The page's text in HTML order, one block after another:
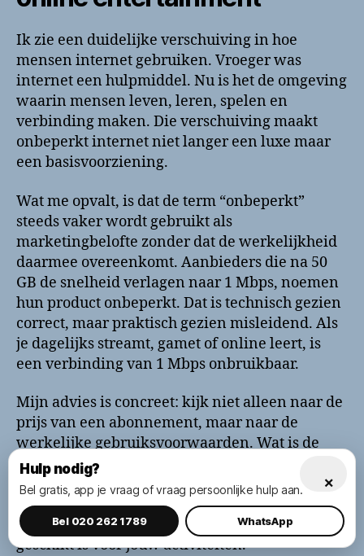
Ik zie een duidelijke verschuiving in hoe
mensen internet gebruiken. Vroeger was
internet een hulpmiddel. Nu is het de omgeving
waarin mensen leven, leren, spelen en
verbinding maken. Die verschuiving maakt
onbeperkt internet niet langer een luxe maar
een basisvoorziening.
Wat me opvalt, is dat de term “onbeperkt”
steeds vaker wordt gebruikt als
marketingbelofte zonder dat de werkelijkheid
daarmee overeenkomt. Aanbieders die na 50
GB de snelheid verlagen naar 1 Mbps, noemen
hun product onbeperkt. Dat is technisch gezien
correct, maar praktisch gezien misleidend. Als
je dagelijks streamt, gamet of online leert, is
een verbinding van 1 Mbps onbruikbaar.
Mijn advies is concreet: kijk niet alleen naar de
prijs van een abonnement, maar naar de
werkelijke gebruiksvoorwaarden. Wat is de
snelheid na de fair use grens? Hoeveel
apparaten mogen tegelijk verbonden zijn? Is er
een verschil tussen dag en nacht gebruik? Die
vragen bepalen of een abonnement echt
geschikt is voor jouw activiteiten.
×
Hulp nodig?
Bel gratis, app je vraag of vraag persoonlijke hulp aan.
Bel 020 262 1789 WhatsApp